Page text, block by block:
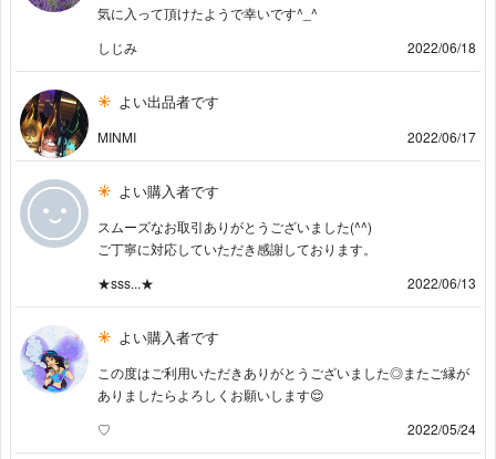
気に入って頂けたようで幸いです^_^
しじみ
2022/06/18
よい出品者です
MINMI 2022/06/17
よい購入者です
スムーズなお取引ありがとうございました(^^)
ご丁寧に対応していただき感謝しております。
★sss...★
2022/06/13
よい購入者です
この度はご利用いただきありがとうございました◎またご縁が
ありましたらよろしくお願いします😌
♡
2022/05/24